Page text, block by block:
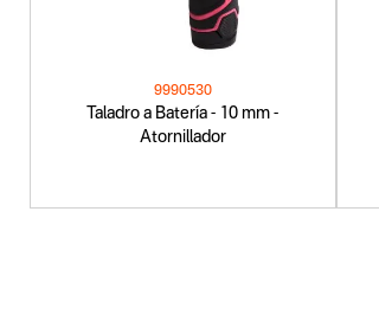
Taladro a Batería - 10 mm -
Atornillador
9990530